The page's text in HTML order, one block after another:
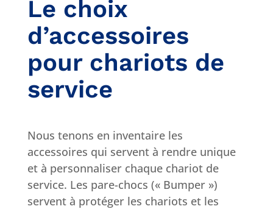
Le choix
d’accessoires
pour chariots de
service
Nous tenons en inventaire les
accessoires qui servent à rendre unique
et à personnaliser chaque chariot de
service. Les pare-chocs (« Bumper »)
servent à protéger les chariots et les